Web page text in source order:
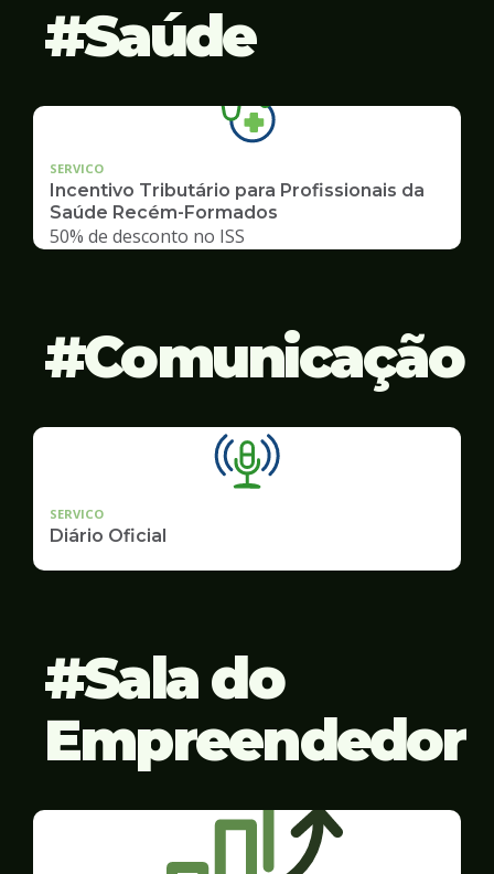
Saúde
SERVICO
Incentivo Tributário para Profissionais da
Saúde Recém-Formados
50% de desconto no ISS
Comunicação
SERVICO
Diário Oficial
Sala do
Empreendedor